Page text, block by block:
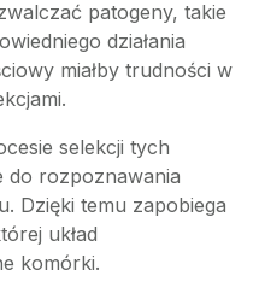
patogeny, takie
działania
miałby trudności w
selekcji tych
do rozpoznawania
Dzięki temu zapobiega
układ
komórki.